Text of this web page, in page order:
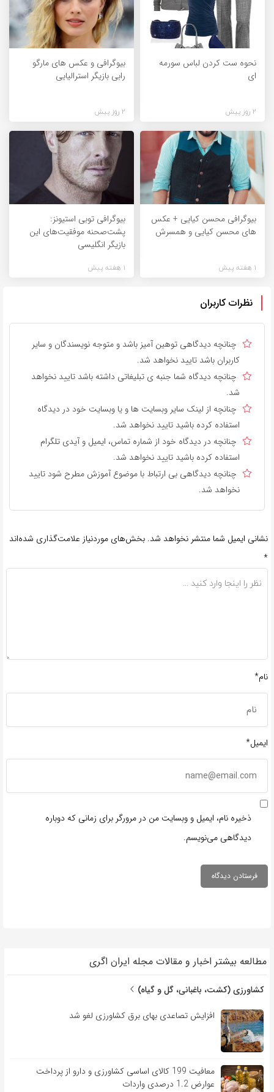
نحوه ست کردن لباس سورمه
ای
2 روز پیش
بیوگرافی و عکس های مارگو
رابی بازیگر استرالیایی
2 روز پیش
بیوگرافی محسن کیایی + عکس
های محسن کیایی و همسرش
1 هفته پیش
بیوگرافی توبی استیونز:
پشت‌صحنه موفقیت‌های این
بازیگر انگلیسی
1 هفته پیش
نظرات کاربران
چنانچه دیدگاهی توهین آمیز باشد و متوجه نویسندگان و سایر
کاربران باشد تایید نخواهد شد.
چنانچه دیدگاه شما جنبه ی تبلیغاتی داشته باشد تایید نخواهد
شد.
چنانچه از لینک سایر وبسایت ها و یا وبسایت خود در دیدگاه
استفاده کرده باشید تایید نخواهد شد.
چنانچه در دیدگاه خود از شماره تماس، ایمیل و آیدی تلگرام
استفاده کرده باشید تایید نخواهد شد.
چنانچه دیدگاهی بی ارتباط با موضوع آموزش مطرح شود تایید
نخواهد شد.
نشانی ایمیل شما منتشر نخواهد شد. بخش‌های موردنیاز علامت‌گذاری شده‌اند
*
نام*
ایمیل*
ذخیره نام، ایمیل و وبسایت من در مرورگر برای زمانی که دوباره
دیدگاهی می‌نویسم.
مطالعه بیشتر اخبار و مقالات مجله ایران اگری
کشاورزی (کشت، باغبانی، گل و گیاه)
افزایش تصاعدی بهای برق کشاورزی لغو شد
معافیت 199 کالای اساسی کشاورزی و دارو از پرداخت
عوارض 1.2 درصدی واردات